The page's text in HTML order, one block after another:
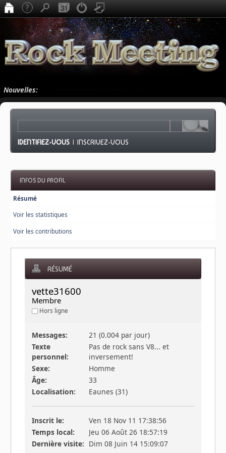
Nouvelles:
IDENTIFIEZ-VOUS |INSCRIVEZ-VOUS
INFOS DU PROFIL
Résumé
Voir les statistiques
Voir les contributions
RÉSUMÉ
vette31600
Membre
Hors ligne
Messages:
21 (0.004 par jour)
Texte
personnel:
Pas de rock sans V8... et
inversement!
Sexe:
Homme
Âge:
33
Localisation:
Eaunes (31)
Inscrit le:
Ven 18 Nov 11 17:38:56
Temps local:
Jeu 06 Août 26 18:57:19
Dernière visite: Dim 08 Juin 14 15:09:07